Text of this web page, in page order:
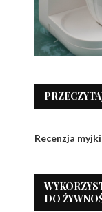
Recenzja
DO